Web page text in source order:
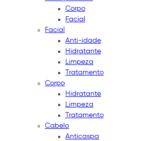
Corpo
Facial
Facial
Anti-idade
Hidratante
Limpeza
Tratamento
Corpo
Hidratante
Limpeza
Tratamento
Cabelo
Anticaspa